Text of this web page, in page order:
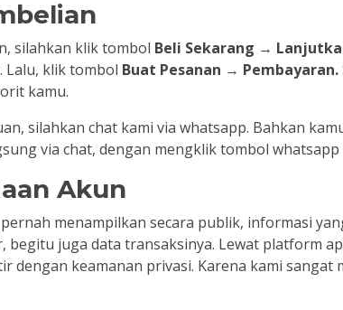
silahkan klik tombol Beli Sekarang →
Lalu, klik tombol Buat Pesanan → Pembayaran.
kamu.
silahkan chat kami via whatsapp. Bahkan
via chat, dengan mengklik tombol whatsapp
Akun
menampilkan secara publik, informasi
begitu juga data transaksinya. Lewat platform
dengan keamanan privasi. Karena kami sangat